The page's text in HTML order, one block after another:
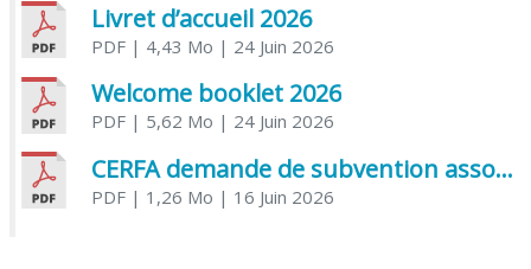
Livret d’accueil 2026
PDF| 4,43 Mo | 24 Juin 2026
Welcome booklet 2026
PDF| 5,62 Mo | 24 Juin 2026
CERFA demande de subvention association
PDF| 1,26 Mo | 16 Juin 2026